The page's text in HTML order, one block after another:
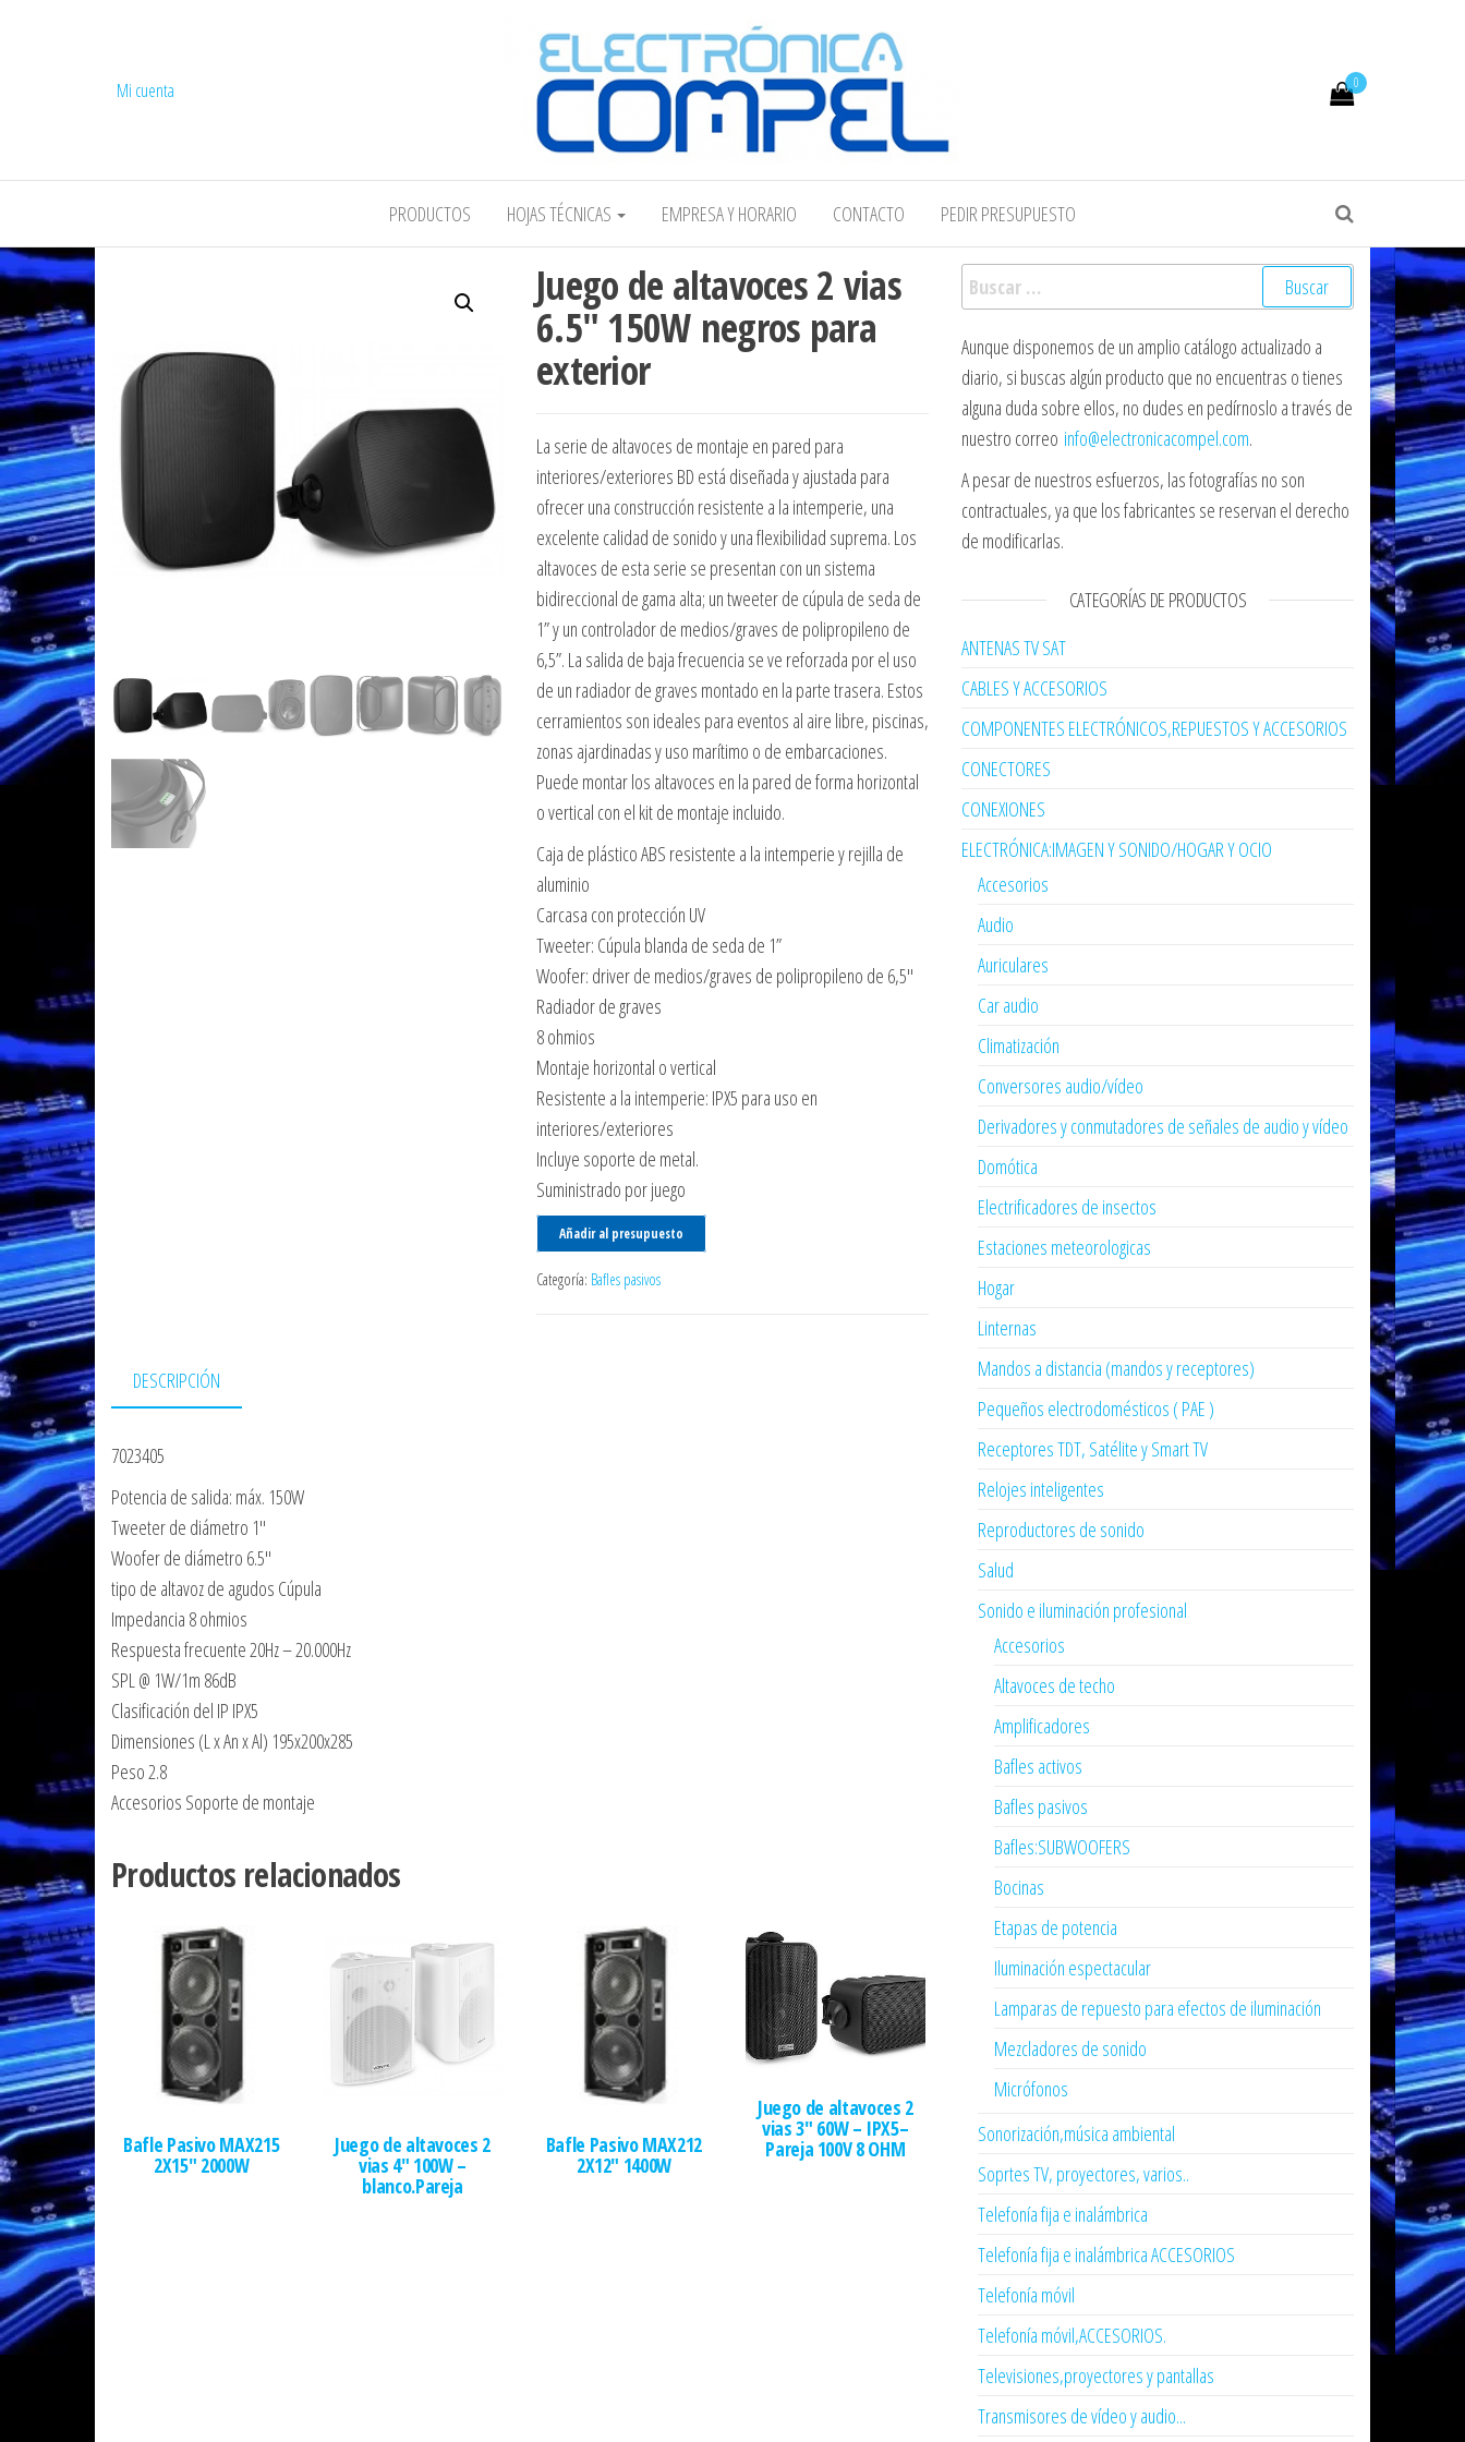
COMPEL Electrónica COMPEL
0
Mi cuenta
PRODUCTOS HOJAS TÉCNICAS EMPRESA Y HORARIO CONTACTO PEDIR PRESUPUESTO
Juego de altavoces 2 vias
6.5″ 150W negros para
exterior
La serie de altavoces de montaje en pared para
interiores/exteriores BD está diseñada y ajustada para
ofrecer una construcción resistente a la intemperie, una
excelente calidad de sonido y una flexibilidad suprema. Los
altavoces de esta serie se presentan con un sistema
bidireccional de gama alta; un tweeter de cúpula de seda de
1” y un controlador de medios/graves de polipropileno de
6,5”. La salida de baja frecuencia se ve reforzada por el uso
de un radiador de graves montado en la parte trasera. Estos
cerramientos son ideales para eventos al aire libre, piscinas,
zonas ajardinadas y uso marítimo o de embarcaciones.
Puede montar los altavoces en la pared de forma horizontal
o vertical con el kit de montaje incluido.
Caja de plástico ABS resistente a la intemperie y rejilla de
aluminio
Carcasa con protección UV
Tweeter: Cúpula blanda de seda de 1”
Woofer: driver de medios/graves de polipropileno de 6,5″
Radiador de graves
8 ohmios
Montaje horizontal o vertical
Resistente a la intemperie: IPX5 para uso en
interiores/exteriores
Incluye soporte de metal.
Suministrado por juego
Añadir al presupuesto
Categoría: Bafles pasivos
DESCRIPCIÓN
7023405
Potencia de salida: máx. 150W
Tweeter de diámetro 1″
Woofer de diámetro 6.5″
tipo de altavoz de agudos Cúpula
Impedancia 8 ohmios
Respuesta frecuente 20Hz – 20.000Hz
SPL @ 1W/1m 86dB
Clasificación del IP IPX5
Dimensiones (L x An x Al) 195x200x285
Peso 2.8
Accesorios Soporte de montaje
Productos relacionados
Bafle Pasivo MAX215
2X15″ 2000W
Juego de altavoces 2
vias 4″ 100W –
blanco.Pareja
Bafle Pasivo MAX212
2X12″ 1400W
Juego de altavoces 2
vias 3″ 60W – IPX5–
Pareja 100V 8 OHM
Buscar:
Aunque disponemos de un amplio catálogo actualizado a
diario, si buscas algún producto que no encuentras o tienes
alguna duda sobre ellos, no dudes en pedírnoslo a través de
nuestro correo info@electronicacompel.com.
A pesar de nuestros esfuerzos, las fotografías no son
contractuales, ya que los fabricantes se reservan el derecho
de modificarlas.
CATEGORÍAS DE PRODUCTOS
ANTENAS TV SAT
CABLES Y ACCESORIOS
COMPONENTES ELECTRÓNICOS,REPUESTOS Y ACCESORIOS
CONECTORES
CONEXIONES
ELECTRÓNICA:IMAGEN Y SONIDO/HOGAR Y OCIO
Accesorios
Audio
Auriculares
Car audio
Climatización
Conversores audio/vídeo
Derivadores y conmutadores de señales de audio y vídeo
Domótica
Electrificadores de insectos
Estaciones meteorologicas
Hogar
Linternas
Mandos a distancia (mandos y receptores)
Pequeños electrodomésticos ( PAE )
Receptores TDT, Satélite y Smart TV
Relojes inteligentes
Reproductores de sonido
Salud
Sonido e iluminación profesional
Accesorios
Altavoces de techo
Amplificadores
Bafles activos
Bafles pasivos
Bafles:SUBWOOFERS
Bocinas
Etapas de potencia
Iluminación espectacular
Lamparas de repuesto para efectos de iluminación
Mezcladores de sonido
Micrófonos
Sonorización,música ambiental
Soprtes TV, proyectores, varios..
Telefonía fija e inalámbrica
Telefonía fija e inalámbrica ACCESORIOS
Telefonía móvil
Telefonía móvil,ACCESORIOS.
Televisiones,proyectores y pantallas
Transmisores de vídeo y audio...